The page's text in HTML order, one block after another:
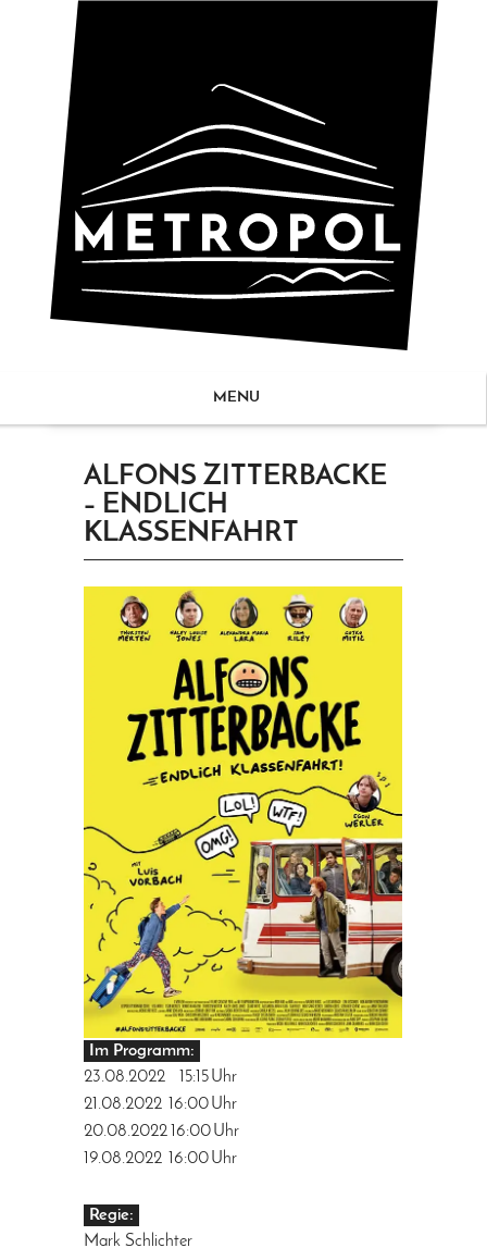
MENU
ALFONS ZITTERBACKE
– ENDLICH
KLASSENFAHRT
Im Programm:
23.08.2022
15:15Uhr
21.08.2022
16:00Uhr
20.08.2022 16:00Uhr
19.08.2022
16:00Uhr
Regie:
Mark Schlichter